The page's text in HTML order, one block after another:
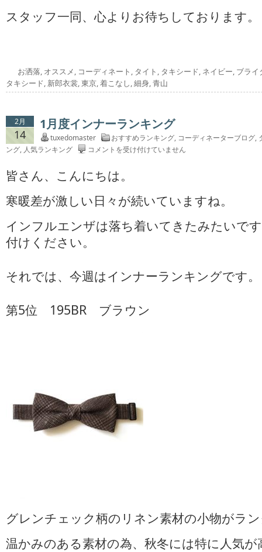
スタッフ一同、心よりお待ちしております。
お洒落, オススメ, コーディネート , タイト , タキシード, ネイビー, ブライ
タキシード, 新郎衣裳,東京,着こなし,細身,青山
2月
14
1月度インナーランキング
tuxedomaster おすすめランキング, コーディネーターブログ,
ング, 人気ランキング
1
度
イ
ー
ラ
グ
コメントを受け付けていません
皆さん、こんにちは。
寒暖差が激しい日々が続いていますね。
インフルエンザは落ち着いてきたみたいで
付けください。
それでは、今週はインナーランキングです。
第5位 195BR ブラウン
グレンチェック柄のリネン素材の小物がラ
温かみのある素材の為、秋冬には特に人気が